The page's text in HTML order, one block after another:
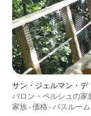
サン・ジェルマン・デ
バロン・ペルシュの家
家族 · 価格 · バスルーム